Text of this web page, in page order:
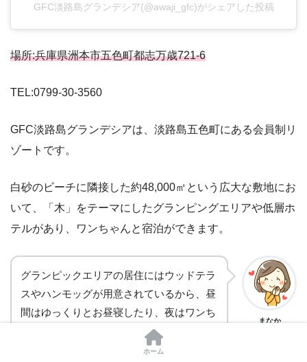
GFC淡路島グランデシア(@awaji_gfc)がシェアした投稿
場所:兵庫県洲本市五色町都志万歳721-6
TEL:0799-30-3560
GFC淡路島グランデシアは、淡路島五色町にある会員制リ
ゾートです。
白砂のビーチに隣接した約48,000㎡という広大な敷地にお
いて、「木」をテーマにしたグランピングエリアや低層ホ
テルがあり、ワンちゃんと宿泊ができます。
グランピックエリアの居住にはウッドテラ
スやハンモッグが用意されているから、昼
間はゆっくりとお昼寝したり、夜はワンち
ゃんと星空を見ながらインスタ映えする写
まなか
ホーム